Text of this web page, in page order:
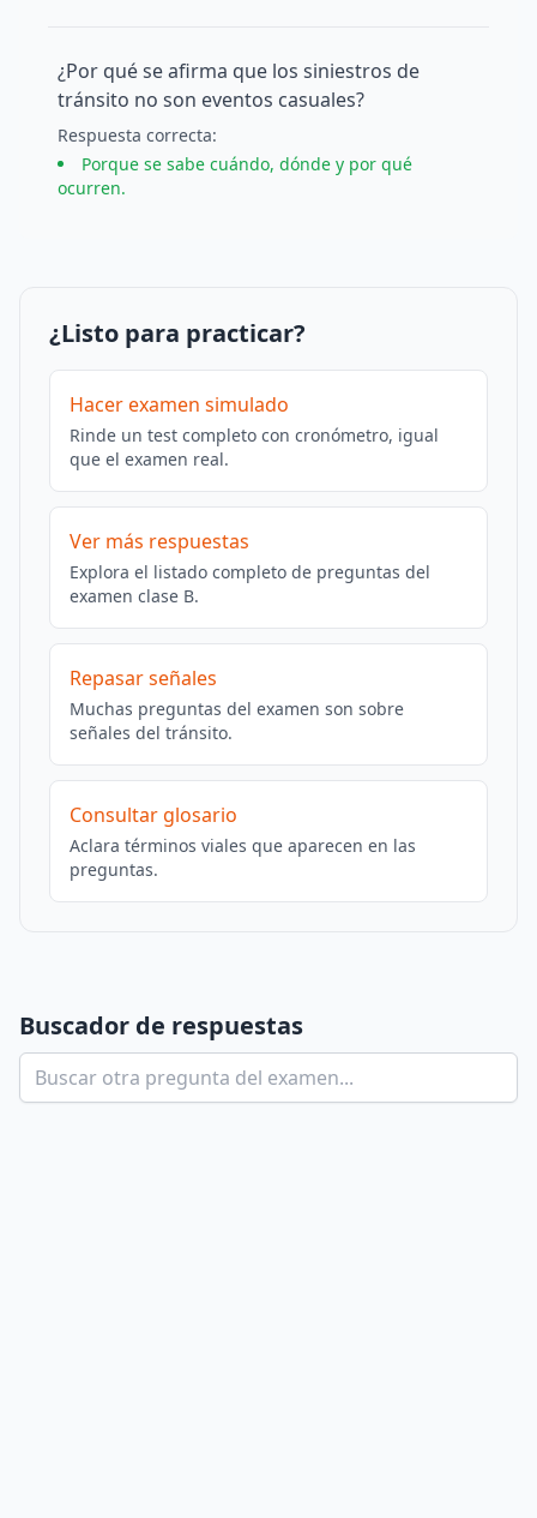
¿Por qué se afirma que los siniestros de
tránsito no son eventos casuales?
Respuesta correcta:
Porque se sabe cuándo, dónde y por qué
ocurren.
¿Listo para practicar?
Hacer examen simulado
Rinde un test completo con cronómetro, igual
que el examen real.
Ver más respuestas
Explora el listado completo de preguntas del
examen clase B.
Repasar señales
Muchas preguntas del examen son sobre
señales del tránsito.
Consultar glosario
Aclara términos viales que aparecen en las
preguntas.
Buscador de respuestas